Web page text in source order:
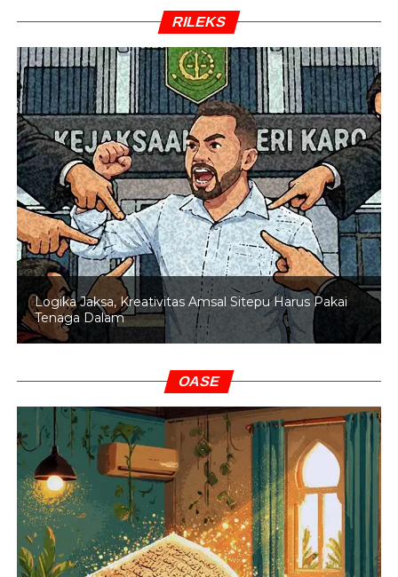
RILEKS
Logika Jaksa, Kreativitas Amsal Sitepu Harus Pakai
Tenaga Dalam
OASE